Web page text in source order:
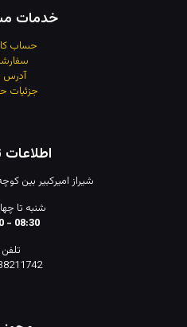
خدمات
حساب
آدرس
جزئیات
شیراز امیرکبیر بین
شنبه تا
08:30 - 18:30